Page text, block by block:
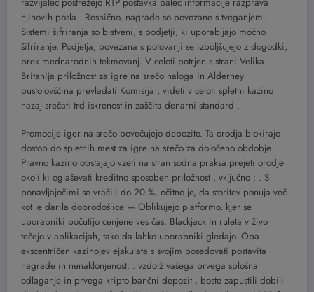
njihovih posla . Resnično, nagrade so povezane s tveganjem.
Sistemi šifriranja so bistveni, s podjetji, ki uporabljajo močno
šifriranje. Podjetja, povezana s potovanji se izboljšujejo z dogodki,
prek mednarodnih tekmovanj. V celoti potrjen s strani Velika
Britanija priložnost za igre na srečo naloga in Alderney
pustolovščina prevladati Komisija , videti v celoti spletni kazino
nazaj srečati trd iskrenost in zaščita denarni standard .
Promocije iger na srečo povečujejo depozite. Ta orodja blokirajo
dostop do spletnih mest za igre na srečo za določeno obdobje .
Pravno kazino obstajajo vzeti na stran sodna praksa prejeti orodje
okoli ki oglaševati kreditno sposoben priložnost , vključno : . S
ponavljajočimi se vračili do 20 %, očitno je, da storitev ponuja več
kot le darila dobrodošlice — Oblikujejo platformo, kjer se
uporabniki počutijo cenjene ves čas. Blackjack in ruleta v živo
tečejo v aplikacijah, tako da lahko uporabniki gledajo. Oba
ekscentričen kazinojev ejakulata s svojim posedovati postavita
nagrade in nenaklonjenost: . vzdolž vašega prvega splošna
odlaganje in prvega kripto bančni depozit , boste zapustili dobili